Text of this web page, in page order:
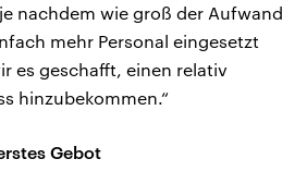
nachdem wie groß der Aufwand
mehr Personal eingesetzt
es geschafft, einen relativ
hinzubekommen.“
Gebot